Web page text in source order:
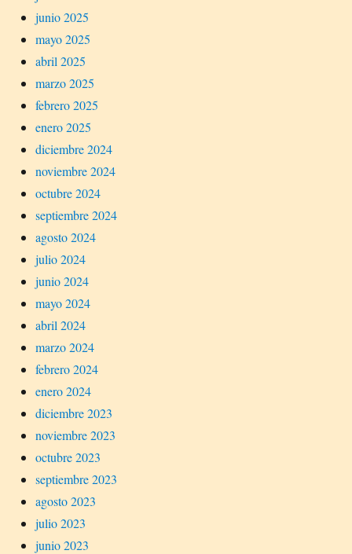
junio 2025
mayo 2025
abril 2025
marzo 2025
febrero 2025
enero 2025
diciembre 2024
noviembre 2024
octubre 2024
septiembre 2024
agosto 2024
julio 2024
junio 2024
mayo 2024
abril 2024
marzo 2024
febrero 2024
enero 2024
diciembre 2023
noviembre 2023
octubre 2023
septiembre 2023
agosto 2023
julio 2023
junio 2023